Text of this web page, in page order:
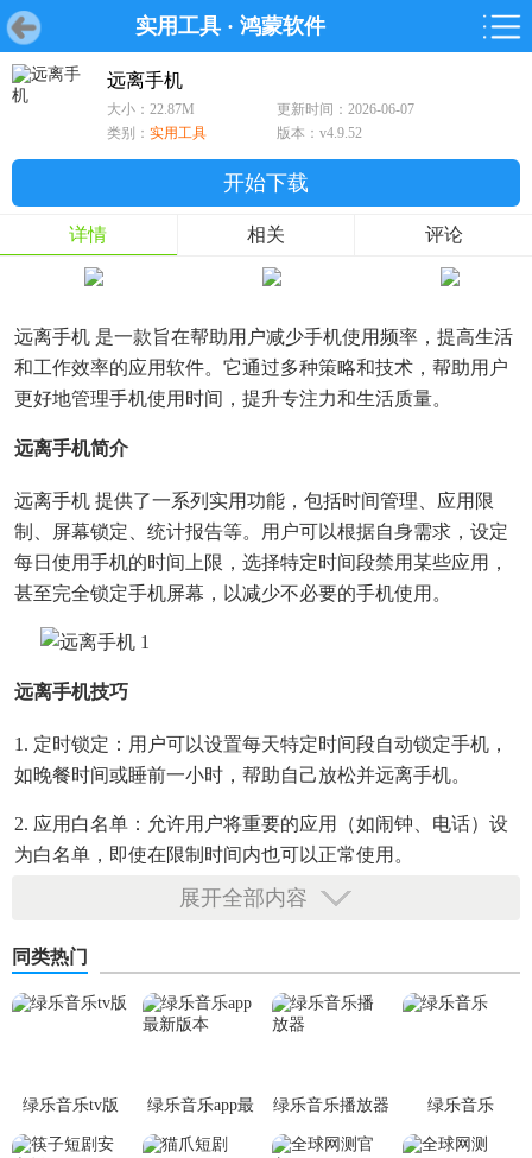
实用工具 · 鸿蒙软件
首页 游戏
首页 游戏 软件 鸿蒙
游戏 软件
远离手机
大小：22.87M
更新时间：2026-06-07
类别： 实用工具 版本：v4.9.52
开始下载
详情 相关 评论
远离手机 是一款旨在帮助用户减少手机使用频率，提高生活
和工作效率的应用软件。它通过多种策略和技术，帮助用户
更好地管理手机使用时间，提升专注力和生活质量。
远离手机简介
远离手机 提供了一系列实用功能，包括时间管理、应用限
制、屏幕锁定、统计报告等。用户可以根据自身需求，设定
每日使用手机的时间上限，选择特定时间段禁用某些应用，
甚至完全锁定手机屏幕，以减少不必要的手机使用。
远离手机技巧
1. 定时锁定：用户可以设置每天特定时间段自动锁定手机，
如晚餐时间或睡前一小时，帮助自己放松并远离手机。
2. 应用白名单：允许用户将重要的应用（如闹钟、电话）设
为白名单，即使在限制时间内也可以正常使用。
3. 统计报告：提供详细的使用手机时间报告，让用户清楚了
发出提醒，鼓励用户放下手机，进行其他活动。
1. 时间管理：用户可以设定每日、每周或每月的使用手机时
间上限。
展开全部内容
同类热门
绿乐音乐tv版
绿乐音乐app最
新版本
绿乐音乐播放器 绿乐音乐